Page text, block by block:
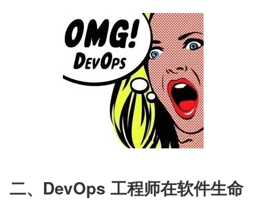
二、DevOps 工程师在软件生命